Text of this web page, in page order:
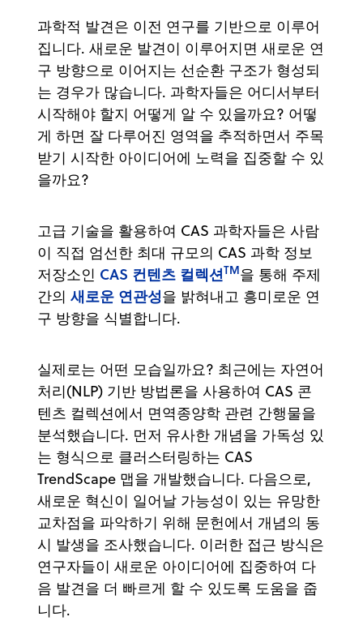
과학적 발견은 이전 연구를 기반으로 이루어
집니다. 새로운 발견이 이루어지면 새로운 연
구 방향으로 이어지는 선순환 구조가 형성되
는 경우가 많습니다. 과학자들은 어디서부터
시작해야 할지 어떻게 알 수 있을까요? 어떻
게 하면 잘 다루어진 영역을 추적하면서 주목
받기 시작한 아이디어에 노력을 집중할 수 있
을까요?
고급 기술을 활용하여 CAS 과학자들은 사람
이 직접 엄선한 최대 규모의 CAS 과학 정보
저장소인 CAS 컨텐츠 컬렉션TM을 통해 주제
간의 새로운 연관성을 밝혀내고 흥미로운 연
구 방향을 식별합니다.
실제로는 어떤 모습일까요? 최근에는 자연어
처리(NLP) 기반 방법론을 사용하여 CAS 콘
텐츠 컬렉션에서 면역종양학 관련 간행물을
분석했습니다. 먼저 유사한 개념을 가독성 있
는 형식으로 클러스터링하는 CAS
TrendScape 맵을 개발했습니다. 다음으로,
새로운 혁신이 일어날 가능성이 있는 유망한
교차점을 파악하기 위해 문헌에서 개념의 동
시 발생을 조사했습니다. 이러한 접근 방식은
연구자들이 새로운 아이디어에 집중하여 다
음 발견을 더 빠르게 할 수 있도록 도움을 줍
니다.